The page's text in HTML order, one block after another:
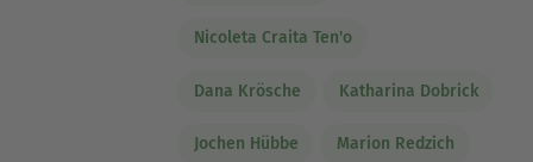
Nicoleta Craita Ten'o
Dana Krösche Katharina Dobrick
Jochen Hübbe Marion Redzich